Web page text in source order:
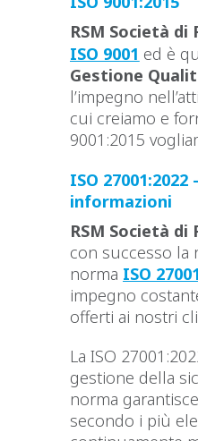
RSM Società
ISO 9001 ed è
Gestione
l’impegno
cui creiamo e
9001:2015
ISO
informazioni
RSM Società di
con successo la
norma ISO
impegno
offerti ai nostri
La ISO
gestione della
norma
secondo i più